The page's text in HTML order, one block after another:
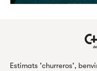
Estimats 'churreros',